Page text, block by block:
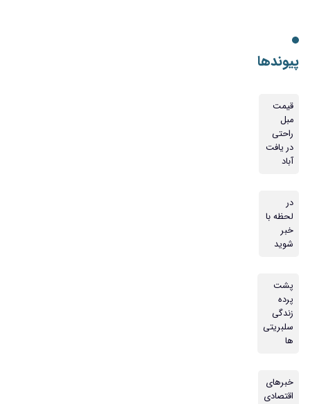
پیوندها
قیمت
مبل
راحتی
در یافت
آباد
در
لحظه با
خبر
شوید
پشت
پرده
زندگی
سلبریتی
ها
خبرهای
اقتصادی